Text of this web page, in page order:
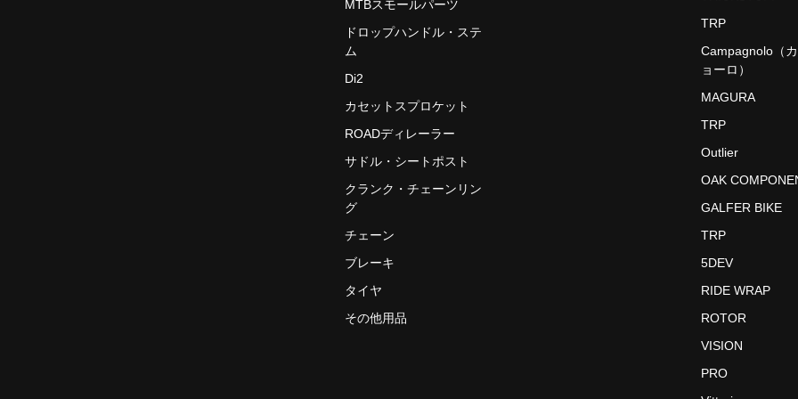
MTBスモールパーツ
ドロップハンドル・ステ
ム
Di2
カセットスプロケット
ROADディレーラー
サドル・シートポスト
クランク・チェーンリン
グ
チェーン
ブレーキ
タイヤ
その他用品
TRP
Campagnolo（
ョーロ）
MAGURA
TRP
Outlier
OAK
GALFER BIKE
TRP
5DEV
RIDE WRAP
ROTOR
VISION
PRO